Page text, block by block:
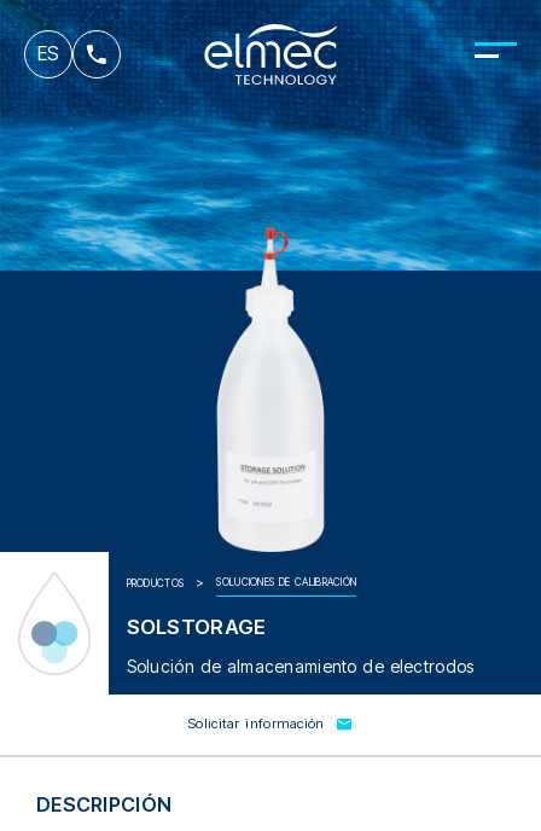
ES
fr
it
PRODUCTOS SOLUCIONES DE CALIBRACIÓN
SOLSTORAGE
Solución de almacenamiento de electrodos
DESCRIPCIÓN
Solicitar información